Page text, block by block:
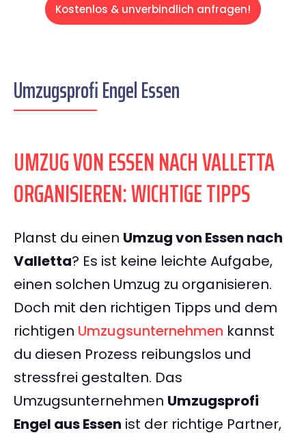
Kostenlos & unverbindlich anfragen!
Umzugsprofi Engel Essen
UMZUG VON ESSEN NACH VALLETTA
ORGANISIEREN: WICHTIGE TIPPS
Planst du einen Umzug von Essen nach
Valletta? Es ist keine leichte Aufgabe,
einen solchen Umzug zu organisieren.
Doch mit den richtigen Tipps und dem
richtigen Umzugsunternehmen kannst
du diesen Prozess reibungslos und
stressfrei gestalten. Das
Umzugsunternehmen Umzugsprofi
Engel aus Essen ist der richtige Partner,